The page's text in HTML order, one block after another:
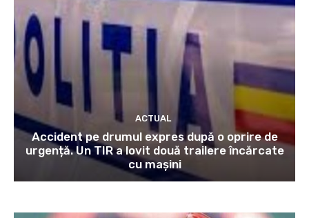
ACTUAL
Accident pe drumul expres după o oprire de
urgență. Un TIR a lovit două trailere încărcate
cu mașini